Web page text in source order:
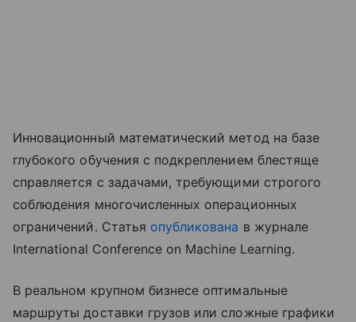
Инновационный математический метод на базе
глубокого обучения с подкреплением блестяще
справляется с задачами, требующими строгого
соблюдения многочисленных операционных
ограничений. Статья опубликована в журнале
International Conference on Machine Learning.
В реальном крупном бизнесе оптимальные
маршруты доставки грузов или сложные графики